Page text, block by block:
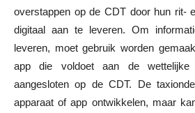
overstappen op de CDT door hun rit-
digitaal aan te leveren. Om
leveren, moet gebruik worden
app die voldoet aan de
aangesloten op de CDT. De
apparaat of app ontwikkelen, maar